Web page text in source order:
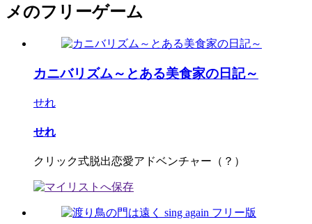
メのフリーゲーム
カニバリズム～とある美食家の日記～
せれ
せれ
クリック式脱出恋愛アドベンチャー（？）